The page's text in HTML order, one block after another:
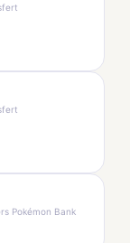
Pokémon Bank